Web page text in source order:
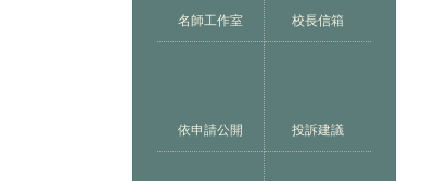
名師工作室 校長信箱
依申請公開 投訴建議